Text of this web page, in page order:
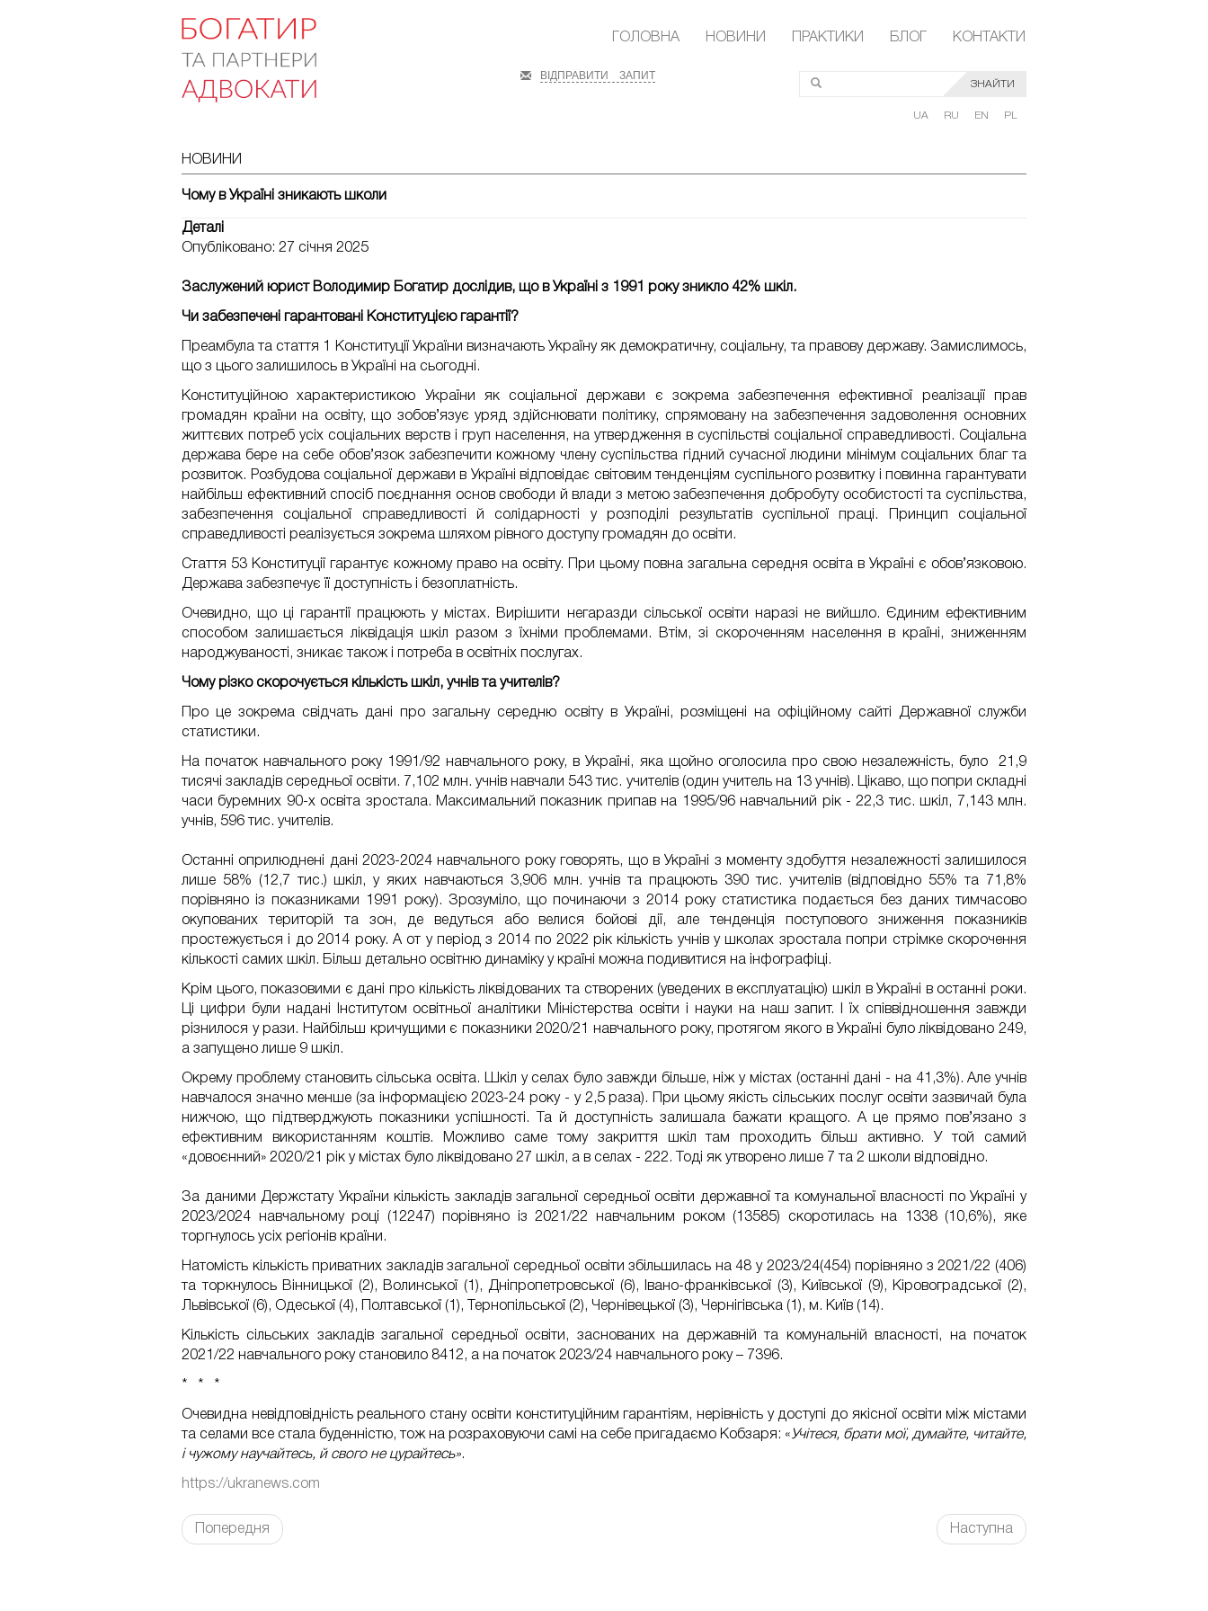
ГОЛОВНА НОВИНИ ПРАКТИКИ БЛОГ КОНТАКТИ
ВІДПРАВИТИ ЗАПИТ
ЗНАЙТИ
UA RU EN PL
НОВИНИ
Чому в Україні зникають школи
Деталі
Опубліковано: 27 січня 2025
Заслужений юрист Володимир Богатир дослідив, що в Україні з 1991 року зникло 42% шкіл.
Чи забезпечені гарантовані Конституцією гарантії?
Преамбула та стаття 1 Конституції України визначають Україну як демократичну, соціальну, та правову державу. Замислимось,
що з цього залишилось в Україні на сьогодні.
Конституційною характеристикою України як соціальної держави є зокрема забезпечення ефективної реалізації прав
громадян країни на освіту, що зобов’язує уряд здійснювати політику, спрямовану на забезпечення задоволення основних
життєвих потреб усіх соціальних верств і груп населення, на утвердження в суспільстві соціальної справедливості. Соціальна
держава бере на себе обов’язок забезпечити кожному члену суспільства гідний сучасної людини мінімум соціальних благ та
розвиток. Розбудова соціальної держави в Україні відповідає світовим тенденціям суспільного розвитку і повинна гарантувати
найбільш ефективний спосіб поєднання основ свободи й влади з метою забезпечення добробуту особистості та суспільства,
забезпечення соціальної справедливості й солідарності у розподілі результатів суспільної праці. Принцип соціальної
справедливості реалізується зокрема шляхом рівного доступу громадян до освіти.
Стаття 53 Конституції гарантує кожному право на освіту. При цьому повна загальна середня освіта в Україні є обов’язковою.
Держава забезпечує її доступність і безоплатність.
Очевидно, що ці гарантії працюють у містах. Вирішити негаразди сільської освіти наразі не вийшло. Єдиним ефективним
способом залишається ліквідація шкіл разом з їхніми проблемами. Втім, зі скороченням населення в країні, зниженням
народжуваності, зникає також і потреба в освітніх послугах.
Чому різко скорочується кількість шкіл, учнів та учителів?
Про це зокрема свідчать дані про загальну середню освіту в Україні, розміщені на офіційному сайті
Державної служби
статистики.
На початок навчального року 1991/92 навчального року, в Україні, яка щойно оголосила про свою незалежність, було 21,9
тисячі закладів середньої освіти. 7,102 млн. учнів навчали 543 тис. учителів (один учитель на 13 учнів). Цікаво, що попри складні
часи буремних 90-х освіта зростала. Максимальний показник припав на 1995/96 навчальний рік - 22,3 тис. шкіл, 7,143 млн.
учнів, 596 тис. учителів.
Останні оприлюднені дані 2023-2024 навчального року говорять, що в Україні з моменту здобуття незалежності залишилося
лише 58% (12,7 тис.) шкіл, у яких навчаються 3,906 млн. учнів та працюють 390 тис. учителів (відповідно 55% та 71,8%
порівняно із показниками 1991 року). Зрозуміло, що починаючи з 2014 року статистика подається без даних тимчасово
окупованих територій та зон, де ведуться або велися бойові дії, але тенденція поступового зниження показників
простежується і до 2014 року. А от у період з 2014 по 2022 рік кількість учнів у школах зростала попри стрімке скорочення
кількості самих шкіл. Більш детально освітню динаміку у країні можна подивитися на інфографіці.
Крім цього, показовими є дані про кількість ліквідованих та створених (уведених в експлуатацію) шкіл в Україні в останні роки.
Ці цифри були
надані
Інститутом освітньої аналітики Міністерства освіти і науки на наш запит. І їх співвідношення завжди
різнилося у рази. Найбільш кричущими є показники 2020/21 навчального року, протягом якого в Україні було ліквідовано 249,
а запущено лише 9 шкіл.
Окрему проблему становить сільська освіта. Шкіл у селах було завжди більше, ніж у містах (останні дані - на 41,3%). Але учнів
навчалося значно менше (за інформацією 2023-24 року - у 2,5 раза). При цьому якість сільських послуг освіти зазвичай була
нижчою, що підтверджують показники успішності. Та й доступність залишала бажати кращого. А це прямо пов’язано з
ефективним використанням коштів. Можливо саме тому закриття шкіл там проходить більш активно. У той самий
«довоєнний» 2020/21 рік у містах було ліквідовано 27 шкіл, а в селах - 222. Тоді як утворено лише 7 та 2 школи відповідно.
За даними Держстату України кількість закладів загальної середньої освіти державної та комунальної власності по Україні у
2023/2024 навчальному році (12247) порівняно із 2021/22 навчальним роком (13585) скоротилась на 1338 (10,6%), яке
торгнулось усіх регіонів країни.
Натомість кількість приватних закладів загальної середньої освіти збільшилась на 48 у 2023/24(454) порівняно з 2021/22 (406)
та торкнулось Вінницької (2), Волинської (1), Дніпропетровської (6), Івано-франківської (3), Київської (9), Кіровоградської (2),
Львівської (6), Одеської (4), Полтавської (1), Тернопільської (2), Чернівецької (3), Чернігівська (1), м. Київ (14).
Кількість сільських закладів загальної середньої освіти, заснованих на державній та комунальній власності, на початок
2021/22 навчального року становило 8412, а на початок 2023/24 навчального року – 7396.
* * *
Очевидна невідповідність реального стану освіти конституційним гарантіям, нерівність у доступі до якісної освіти між містами
та селами все стала буденністю, тож на розраховуючи самі на себе пригадаємо Кобзаря: «Учітеся, брати мої, думайте, читайте,
і чужому научайтесь, й свого не цурайтесь».
https://ukranews.com
Попередня Наступна